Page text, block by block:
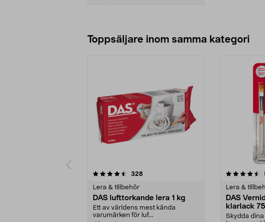
Toppsäljare inom samma kategori
328recensioner
Lera & tillbehör
DAS lufttorkande lera 1 kg
Ett av världens mest kända
varumärken för luf...
4.5 av 5 stjärnor
Lera &
DAS
klarlack
Skydda